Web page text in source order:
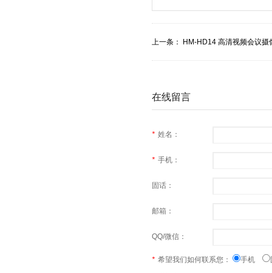
上一条： HM-HD14 高清视频会议摄
在线留言
* 姓名：
* 手机：
固话：
邮箱：
QQ/微信：
* 希望我们如何联系您： 手机